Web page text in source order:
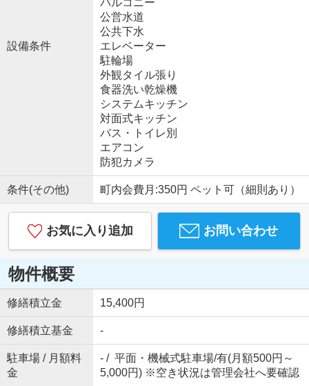
設備条件
バルコニー
公営水道
公共下水
エレベーター
駐輪場
外観タイル張り
食器洗い乾燥機
システムキッチン
対面式キッチン
バス・トイレ別
エアコン
防犯カメラ
条件(その他) 町内会費月:350円 ペット可（細則あり）
お気に入り追加 お問い合わせ
物件概要
修繕積立金 15,400円
修繕積立基金 -
駐車場 / 月額料
金
- / 平面・機械式駐車場/有(月額500円～
5,000円) ※空き状況は管理会社へ要確認